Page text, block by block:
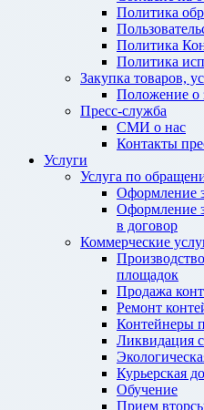
Политика
Политика
Политика
Закупка товаров,
Положение о
Пресс-служба
СМИ о нас
Контакты
Услуги
Услуга по
Оформление
Оформление
в договор
Коммерческие
площадок
Продажа
Ремонт
Контейнеры
Ликвидация
Курьерская
Обучение
Прием